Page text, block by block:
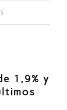
1,9% y